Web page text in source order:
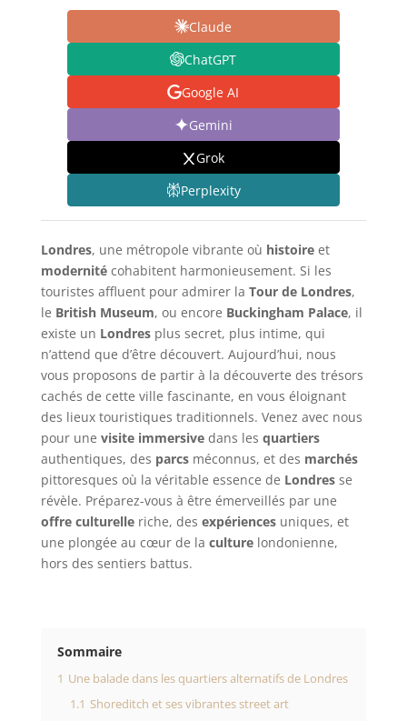
Claude
ChatGPT
Google AI
Gemini
Grok
Perplexity
Londres, une métropole vibrante où histoireet
modernitécohabitent harmonieusement. Si les
touristes affluent pour admirer la Tour de Londres,
le British Museum, ou encore Buckingham Palace, il
existe un Londresplus secret, plus intime, qui
n’attend que d’être découvert. Aujourd’hui, nous
vous proposons de partir à la découverte des trésors
cachés de cette ville fascinante, en vous éloignant
des lieux touristiques traditionnels. Venez avec nous
pour une visite immersivedans les quartiers
authentiques, des parcsméconnus, et des marchés
pittoresques où la véritable essence de Londresse
révèle. Préparez-vous à être émerveillés par une
offre culturelleriche, des expériencesuniques, et
une plongée au cœur de la culturelondonienne,
hors des sentiers battus.
Sommaire
1 Une balade dans les quartiers alternatifs de Londres
1.1 Shoreditch et ses vibrantes street art